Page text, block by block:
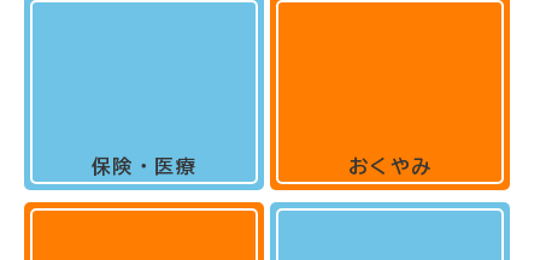
保険・医療 おくやみ